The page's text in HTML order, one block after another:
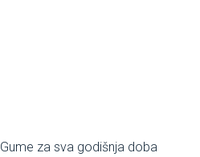
Gume za sva godišnja doba